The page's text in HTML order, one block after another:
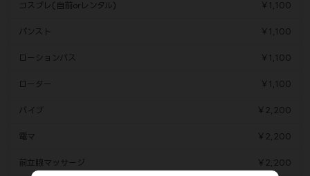
コスプレ(自前orレンタル) ￥1,100
パンスト ￥1,100
ローションバス ￥1,100
ローター ￥1,100
バイブ ￥2,200
電マ ￥2,200
前立腺マッサージ ￥2,200